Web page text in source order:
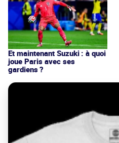
Et maintenant Suzuki : à quoi
joue Paris avec ses
gardiens ?